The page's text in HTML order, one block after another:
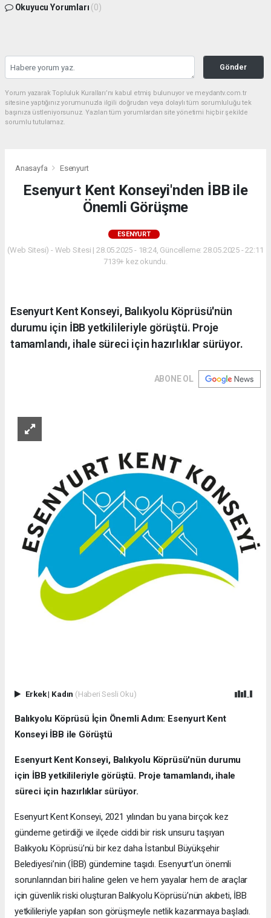
Okuyucu Yorumları (0)
Gönder
Yorum yazarak Topluluk Kuralları’nı kabul etmiş bulunuyor ve meydantv.com.tr
sitesine yaptığınız yorumunuzla ilgili doğrudan veya dolaylı tüm sorumluluğu tek
başınıza üstleniyorsunuz. Yazılan tüm yorumlardan site yönetimi hiçbir şekilde
sorumlu tutulamaz.
Anasayfa Esenyurt
Esenyurt Kent Konseyi'nden İBB ile
Önemli Görüşme
ESENYURT
(Web Sitesi) - Web Sitesi | 28.05.2025 - 18:24, Güncelleme: 28.05.2025 - 22:11
7139+ kez okundu.
Esenyurt Kent Konseyi, Balıkyolu Köprüsü'nün
durumu için İBB yetkilileriyle görüştü. Proje
tamamlandı, ihale süreci için hazırlıklar sürüyor.
ABONE OL
Erkek| Kadın (Haberi Sesli Oku)
Balıkyolu Köprüsü İçin Önemli Adım: Esenyurt Kent
Konseyi İBB ile Görüştü
Esenyurt Kent Konseyi, Balıkyolu Köprüsü'nün durumu
için İBB yetkilileriyle görüştü. Proje tamamlandı, ihale
süreci için hazırlıklar sürüyor.
Esenyurt Kent Konseyi, 2021 yılından bu yana birçok kez
gündeme getirdiği ve ilçede ciddi bir risk unsuru taşıyan
Balıkyolu Köprüsü’nü bir kez daha İstanbul Büyükşehir
Belediyesi’nin (İBB) gündemine taşıdı. Esenyurt’un önemli
sorunlarından biri haline gelen ve hem yayalar hem de araçlar
için güvenlik riski oluşturan Balıkyolu Köprüsü’nün akıbeti, İBB
yetkilileriyle yapılan son görüşmeyle netlik kazanmaya başladı.